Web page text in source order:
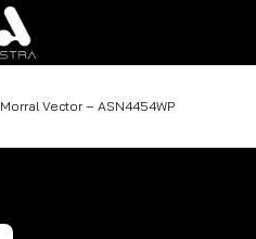
Morral Vector – ASN4454WP